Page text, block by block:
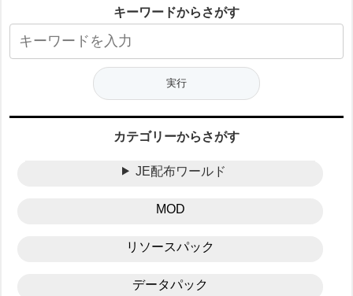
キーワードからさがす
カテゴリーからさがす
JE配布ワールド
MOD
リソースパック
データパック